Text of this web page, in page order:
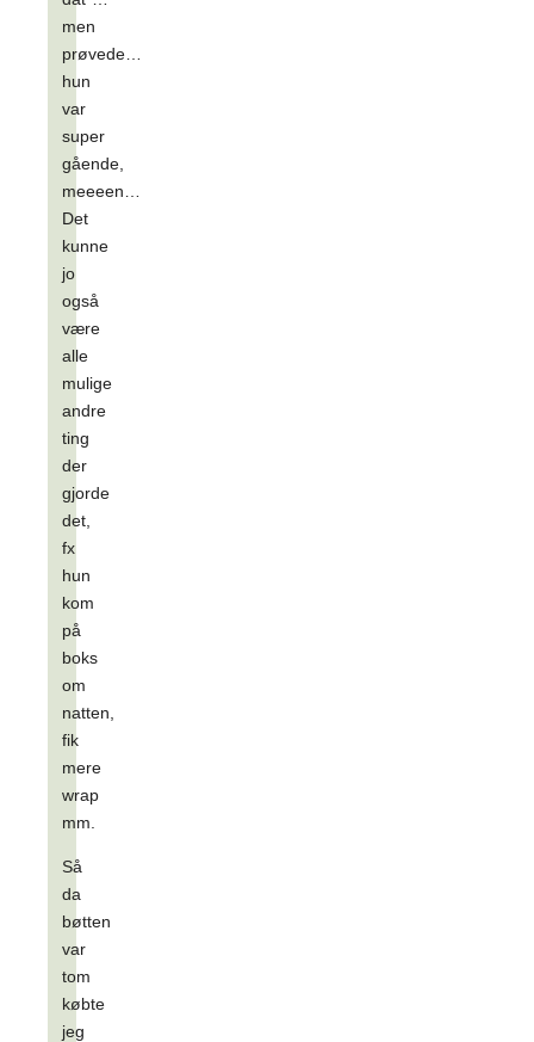
men
prøvede…
hun
var
super
gående,
meeeen…
Det
kunne
jo
også
være
alle
mulige
andre
ting
der
gjorde
det,
fx
hun
kom
på
boks
om
natten,
fik
mere
wrap
mm.
Så
da
bøtten
var
tom
købte
jeg